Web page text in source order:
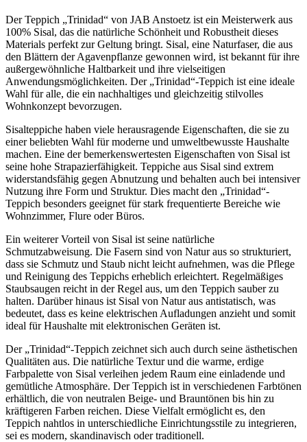
Der Teppich „Trinidad“ von JAB Anstoetz ist ein Meisterwerk aus
100% Sisal, das die natürliche Schönheit und Robustheit dieses
Materials perfekt zur Geltung bringt. Sisal, eine Naturfaser, die aus
den Blättern der Agavenpflanze gewonnen wird, ist bekannt für ihre
außergewöhnliche Haltbarkeit und ihre vielseitigen
Anwendungsmöglichkeiten. Der „Trinidad“-Teppich ist eine ideale
Wahl für alle, die ein nachhaltiges und gleichzeitig stilvolles
Wohnkonzept bevorzugen.
Sisalteppiche haben viele herausragende Eigenschaften, die sie zu
einer beliebten Wahl für moderne und umweltbewusste Haushalte
machen. Eine der bemerkenswertesten Eigenschaften von Sisal ist
seine hohe Strapazierfähigkeit. Teppiche aus Sisal sind extrem
widerstandsfähig gegen Abnutzung und behalten auch bei intensiver
Nutzung ihre Form und Struktur. Dies macht den „Trinidad“-
Teppich besonders geeignet für stark frequentierte Bereiche wie
Wohnzimmer, Flure oder Büros.
Ein weiterer Vorteil von Sisal ist seine natürliche
Schmutzabweisung. Die Fasern sind von Natur aus so strukturiert,
dass sie Schmutz und Staub nicht leicht aufnehmen, was die Pflege
und Reinigung des Teppichs erheblich erleichtert. Regelmäßiges
Staubsaugen reicht in der Regel aus, um den Teppich sauber zu
halten. Darüber hinaus ist Sisal von Natur aus antistatisch, was
bedeutet, dass es keine elektrischen Aufladungen anzieht und somit
ideal für Haushalte mit elektronischen Geräten ist.
Der „Trinidad“-Teppich zeichnet sich auch durch seine ästhetischen
Qualitäten aus. Die natürliche Textur und die warme, erdige
Farbpalette von Sisal verleihen jedem Raum eine einladende und
gemütliche Atmosphäre. Der Teppich ist in verschiedenen Farbtönen
erhältlich, die von neutralen Beige- und Brauntönen bis hin zu
kräftigeren Farben reichen. Diese Vielfalt ermöglicht es, den
Teppich nahtlos in unterschiedliche Einrichtungsstile zu integrieren,
sei es modern, skandinavisch oder traditionell.